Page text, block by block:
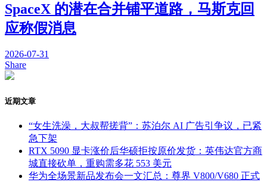
SpaceX 的潜在合并铺平道路，马斯克回
应称假消息
2026-07-31
Share
近期文章
“女生洗澡，大叔帮搓背”：苏泊尔 AI 广告引争议，已紧
急下架
RTX 5090 显卡涨价后华硕拒按原价发货：英伟达官方商
城直接砍单，重购需多花 553 美元
华为全场景新品发布会一文汇总：尊界 V800/V680 正式